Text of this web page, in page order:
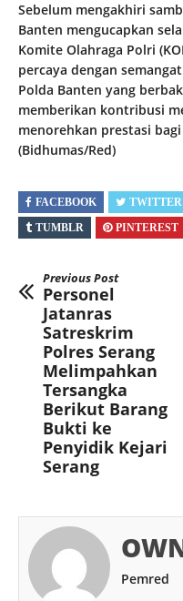
Sebelum mengakhiri
Banten mengucapkan
Komite Olahraga Polri
percaya dengan
Polda Banten yang
memberikan kontribusi
menorehkan prestasi
(Bidhumas/Red)
FACEBOOK TWITTER
TUMBLR
PINTEREST
Previous Post
Personel
Jatanras
Satreskrim
Polres Serang
Melimpahkan
Tersangka
Berikut Barang
Bukti ke
Penyidik Kejari
Serang
Pemred